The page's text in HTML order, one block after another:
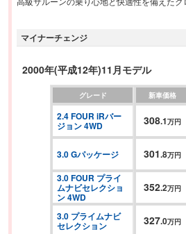
マイナーチェンジ
2000年(平成12年)11月モデル
グレード 新車価格
2.4 FOUR iRバー
ジョン 4WD 308.1万円
3.0 Gパッケージ 301.8万円
3.0 FOUR プライ
ムナビセレクショ
ン 4WD
352.2万円
3.0 プライムナビ
セレクション 327.0万円